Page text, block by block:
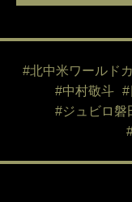
#北中米ワールド
#中村敬斗
#
#ジュビロ磐